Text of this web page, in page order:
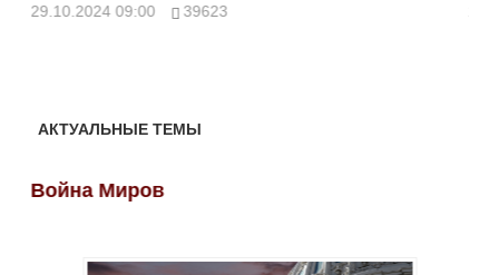
29.10.2024 09:00 39623
АКТУАЛЬНЫЕ ТЕМЫ
Война Миров